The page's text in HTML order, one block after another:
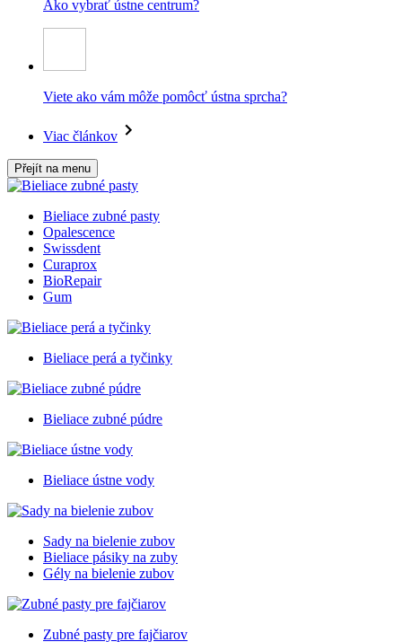
Ako vybrať ústne centrum?
Viete ako vám môže pomôcť ústna sprcha?
Viac článkov
Přejít na menu
Bieliace zubné pasty
Opalescence
Swissdent
Curaprox
BioRepair
Gum
Bieliace perá a tyčinky
Bieliace zubné púdre
Bieliace ústne vody
Sady na bielenie zubov
Bieliace pásiky na zuby
Gély na bielenie zubov
Zubné pasty pre fajčiarov